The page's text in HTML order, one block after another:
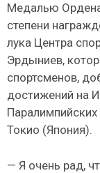
Медалью Ордена
степени
лука Центра
Эрдыниев,
спортсменов,
достижений на
Паралимпийских
Токио (Япония).
— Я очень рад,